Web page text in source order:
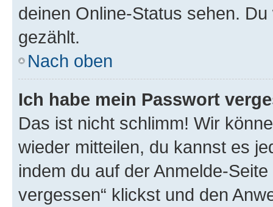
deinen Online-Status sehen.
gezählt.
Nach oben
Ich habe mein Passwort
Das ist nicht schlimm! Wir
wieder mitteilen, du kannst es
indem du auf der Anmelde-
vergessen“ klickst und den